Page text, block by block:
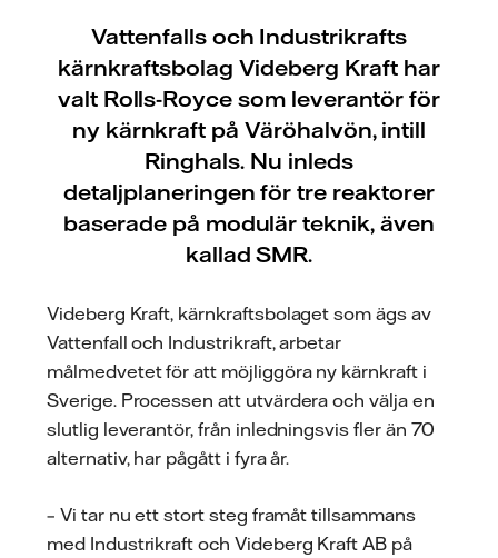
Vattenfalls och Industrikrafts
kärnkraftsbolag Videberg Kraft har
valt Rolls-Royce som leverantör för
ny kärnkraft på Väröhalvön, intill
Ringhals. Nu inleds
detaljplaneringen för tre reaktorer
baserade på modulär teknik, även
kallad SMR.
Videberg Kraft, kärnkraftsbolaget som ägs av
Vattenfall och Industrikraft, arbetar
målmedvetet för att möjliggöra ny kärnkraft i
Sverige. Processen att utvärdera och välja en
slutlig leverantör, från inledningsvis fler än 70
alternativ, har pågått i fyra år.
– Vi tar nu ett stort steg framåt tillsammans
med Industrikraft och Videberg Kraft AB på